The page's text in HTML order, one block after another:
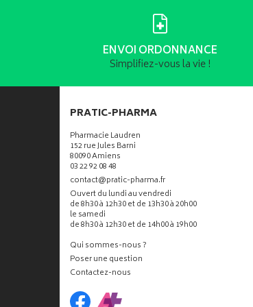
ENVOI ORDONNANCE
Simplifiez-vous la vie !
PRATIC-PHARMA
Pharmacie Laudren
152 rue Jules Barni
80090 Amiens
03 22 92 08 48
contact-
@-
pratic-pharma.fr
Ouvert du lundi au vendredi
de 8h30 à 12h30 et de 13h30 à 20h00
le samedi
de 8h30 à 12h30 et de 14h00 à 19h00
Qui sommes-nous ?
Poser une question
Contactez-nous